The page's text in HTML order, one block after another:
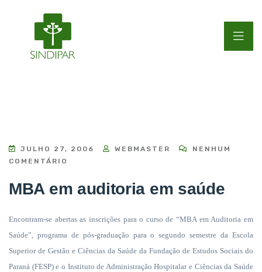
JULHO 27, 2006 WEBMASTER
NENHUM
COMENTÁRIO
MBA em auditoria em saúde
Encontram-se abertas as inscrições para o curso de “MBA em Auditoria em
Saúde”, programa de pós-graduação para o segundo semestre da Escola
Superior de Gestão e Ciências da Saúde da Fundação de Estudos Sociais do
Paraná (FESP) e o Instituto de Administração Hospitalar e Ciências da Saúde